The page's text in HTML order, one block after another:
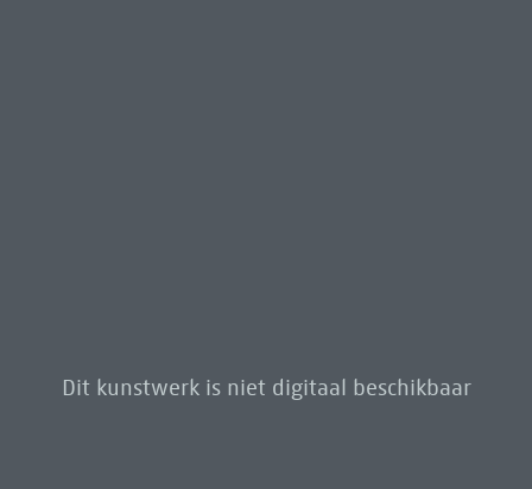
Dit kunstwerk is niet digitaal beschikbaar